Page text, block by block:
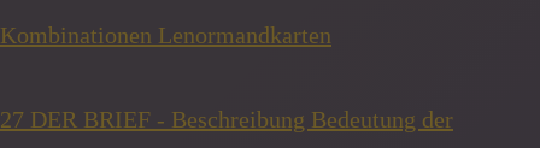
Kombinationen Lenormandkarten
27 DER BRIEF - Beschreibung Bedeutung der